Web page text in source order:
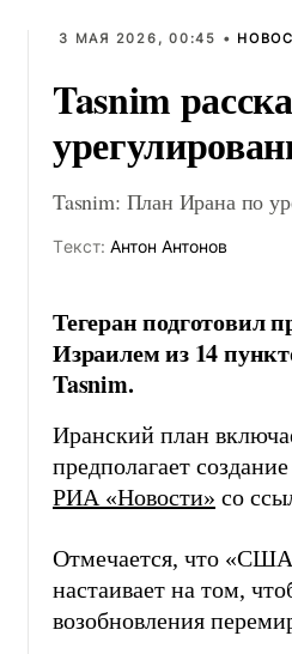
3 МАЯ 2026, 00:45 •
Tasnim
Tasnim: План Ирана по
Tекст: Антон Антонов
Тегеран
Израилем из 14
Tasnim.
Иранский план
предполагает
РИА «Новости» со
Отмечается, что «США
настаивает на том,
возобновления